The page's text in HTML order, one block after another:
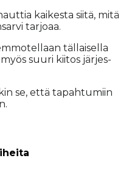
kai­kes­ta sii­tä, mitä
tar­jo­aa.
täl­lai­sel­la
suu­ri kii­tos jär­jes­
se, et­tä ta­pah­tu­miin